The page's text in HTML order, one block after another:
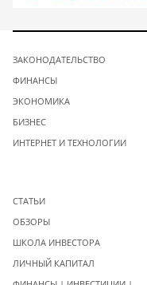
ЗАКОНОДАТЕЛЬСТВО
ФИНАНСЫ
ЭКОНОМИКА
БИЗНЕС
ИНТЕРНЕТ И ТЕХНОЛОГИИ
СТАТЬИ
ОБЗОРЫ
ШКОЛА ИНВЕСТОРА
ЛИЧНЫЙ КАПИТАЛ